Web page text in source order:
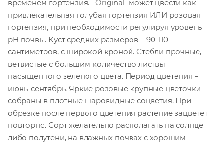
временем гортензия. Original может цвести как
привлекательная голубая гортензия ИЛИ розовая
гортензия, при необходимости регулируя уровень
pH почвы. Куст средних размеров – 90-110
сантиметров, с широкой кроной. Стебли прочные,
ветвистые с большим количество листвы
насыщенного зеленого цвета. Период цветения –
июнь-сентябрь. Яркие розовые крупные цветочки
собраны в плотные шаровидные соцветия. При
обрезке после первого цветения растение зацветет
повторно. Сорт желательно располагать на солнце
либо полутени, на влажных почвах с хорошим